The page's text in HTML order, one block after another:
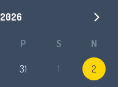
2026
P S N
31 1 2